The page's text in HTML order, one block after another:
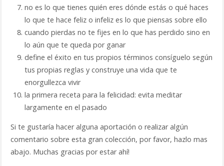
no es lo que tienes quién eres dónde estás o qué haces
lo que te hace feliz o infeliz es lo que piensas sobre ello
cuando pierdas no te fijes en lo que has perdido sino en
lo aún que te queda por ganar
define el éxito en tus propios términos consíguelo según
tus propias reglas y construye una vida que te
enorgullezca vivir
la primera receta para la felicidad: evita meditar
largamente en el pasado
Si te gustaría hacer alguna aportación o realizar algún
comentario sobre esta gran colección, por favor, hazlo mas
abajo. Muchas gracias por estar ahí!